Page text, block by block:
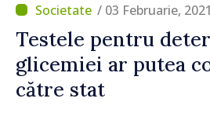
/ 03 Februarie, 2021
Testele pentru
glicemiei ar putea
către stat